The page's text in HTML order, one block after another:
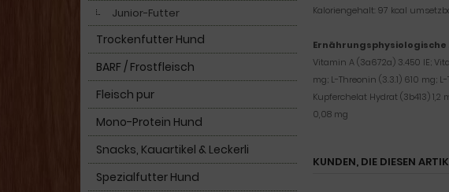
Kaloriengehalt: 97 kcal
Vitamin A (3a672a) 3.450 IE;
mg; L-Threonin (3.3.1) 610 mg;
Kupferchelat Hydrat (3b413)
0,08 mg
KUNDEN, DIE DIESEN
Junior-Futter
Trockenfutter Hund
BARF / Frostfleisch
Fleisch pur
Mono-Protein Hund
Snacks, Kauartikel & Leckerli
Spezialfutter Hund